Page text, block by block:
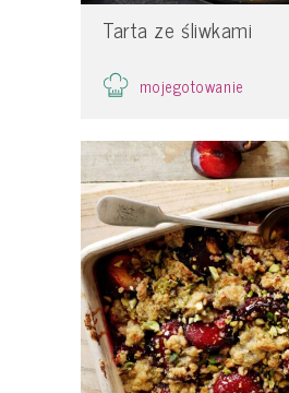
Tarta ze śliwkami
mojegotowanie